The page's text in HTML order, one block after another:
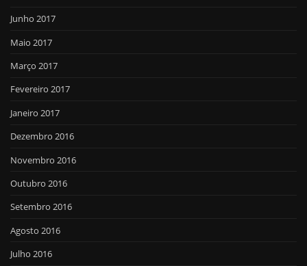
Junho 2017
Maio 2017
Março 2017
Fevereiro 2017
Janeiro 2017
Dezembro 2016
Novembro 2016
Outubro 2016
Setembro 2016
Agosto 2016
Julho 2016